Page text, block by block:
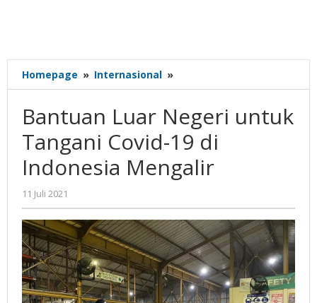
Homepage » Internasional »
Luar
untuk
Tangani
Covid-
19
di
Mengalir
Bantuan Luar Negeri untuk
Tangani Covid-19 di
Indonesia Mengalir
11 Juli 2021
Gatot
Susanto